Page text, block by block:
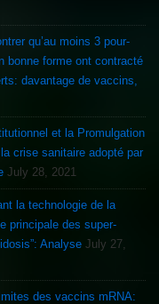
qu’au moins 3 pour-
bonne forme ont contracté
davantage de vaccins,
et la Promulgation
crise sanitaire adopté par
July 28, 2021
la technologie de la
principale des super-
Analyse July 27,
des vaccins mRNA: